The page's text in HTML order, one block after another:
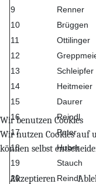
9
Renner
10
Brüggen
11
Ottilinger
12
13
Schleipfer
14
Heitmeier
15
Daurer
16
Reindl
17
Peter
18
Huber
19
Stauch
20
Reindl
Wir benutzen Cookies
Wir nutzen Cookies auf
können selbst
Akzeptieren